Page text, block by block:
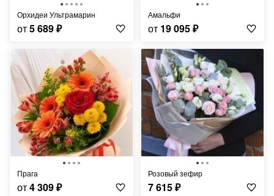
Орхидеи Ультрамарин
от5 689₽
Амальфи
от 19 095₽
Прага
от4 309₽
Розовый зефир
7 615₽